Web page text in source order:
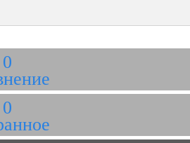
0
0